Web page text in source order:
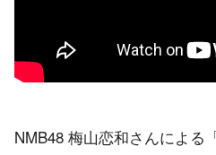
NMB48 梅山恋和さんによる